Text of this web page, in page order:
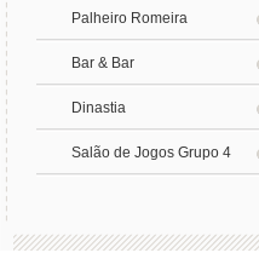
Palheiro Romeira
Bar & Bar
Dinastia
Salão de Jogos Grupo 4